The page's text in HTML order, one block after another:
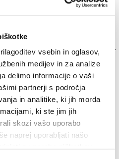
vsebin in oglasov,
medijev in za analize
delimo informacije o vaši
partnerji s področja
in analitike, ki jih morda
ki ste jim jih
skozi vašo uporabo
naprej uporabljati našo
tudi vlažnost pa je
je zlasti v južnih predelih
odstotna.
ima v Tržaškem zalivu 22,2
le da bo vpliv
le v nočnih in prvih
čez dan prej obrnila v
bo sončno vreme z
nekaj več oblakov bo
Vlažen zrak, ki se zdaj
namreč vzvratno, le